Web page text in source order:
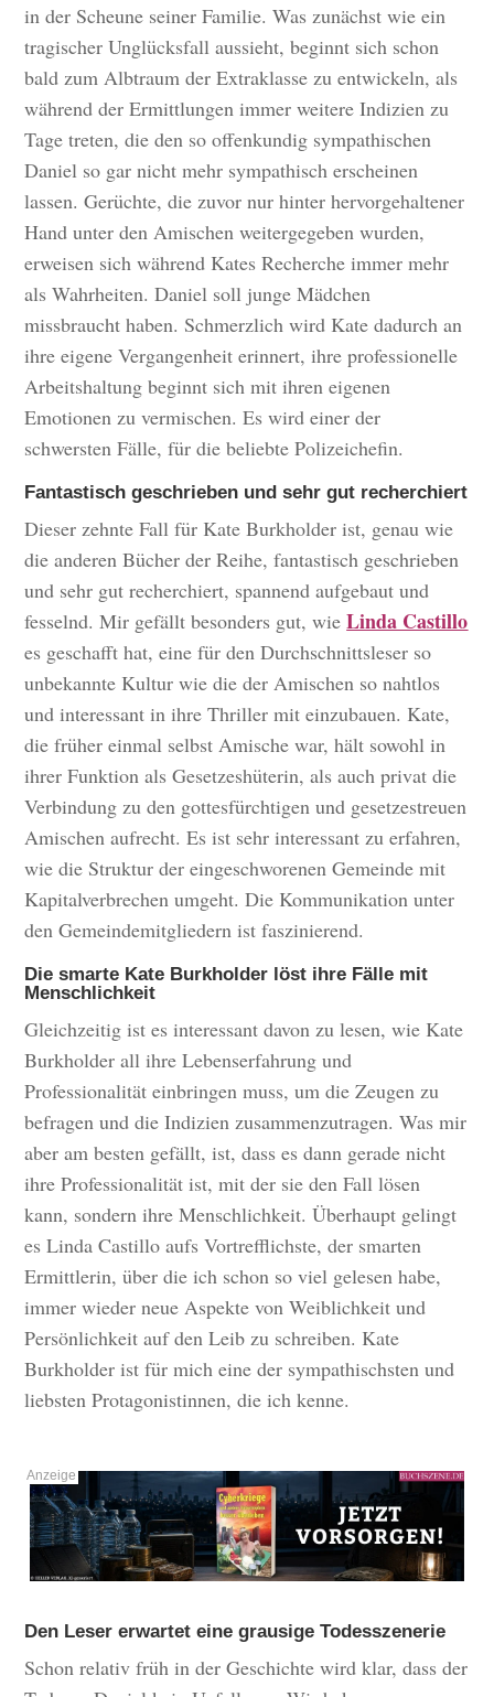
in der Scheune seiner Familie. Was zunächst wie ein
tragischer Unglücksfall aussieht, beginnt sich schon
bald zum Albtraum der Extraklasse zu entwickeln, als
während der Ermittlungen immer weitere Indizien zu
Tage treten, die den so offenkundig sympathischen
Daniel so gar nicht mehr sympathisch erscheinen
lassen. Gerüchte, die zuvor nur hinter hervorgehaltener
Hand unter den Amischen weitergegeben wurden,
erweisen sich während Kates Recherche immer mehr
als Wahrheiten. Daniel soll junge Mädchen
missbraucht haben. Schmerzlich wird Kate dadurch an
ihre eigene Vergangenheit erinnert, ihre professionelle
Arbeitshaltung beginnt sich mit ihren eigenen
Emotionen zu vermischen. Es wird einer der
schwersten Fälle, für die beliebte Polizeichefin.
Fantastisch geschrieben und sehr gut recherchiert
Dieser zehnte Fall für Kate Burkholder ist, genau wie
die anderen Bücher der Reihe, fantastisch geschrieben
und sehr gut recherchiert, spannend aufgebaut und
fesselnd. Mir gefällt besonders gut, wieLinda Castillo
es geschafft hat, eine für den Durchschnittsleser so
unbekannte Kultur wie die der Amischen so nahtlos
und interessant in ihre Thriller mit einzubauen. Kate,
die früher einmal selbst Amische war, hält sowohl in
ihrer Funktion als Gesetzeshüterin, als auch privat die
Verbindung zu den gottesfürchtigen und gesetzestreuen
Amischen aufrecht. Es ist sehr interessant zu erfahren,
wie die Struktur der eingeschworenen Gemeinde mit
Kapitalverbrechen umgeht. Die Kommunikation unter
den Gemeindemitgliedern ist faszinierend.
Die smarte Kate Burkholder löst ihre Fälle mit
Menschlichkeit
Gleichzeitig ist es interessant davon zu lesen, wie Kate
Burkholder all ihre Lebenserfahrung und
Professionalität einbringen muss, um die Zeugen zu
befragen und die Indizien zusammenzutragen. Was mir
aber am besten gefällt, ist, dass es dann gerade nicht
ihre Professionalität ist, mit der sie den Fall lösen
kann, sondern ihre Menschlichkeit. Überhaupt gelingt
es Linda Castillo aufs Vortrefflichste, der smarten
Ermittlerin, über die ich schon so viel gelesen habe,
immer wieder neue Aspekte von Weiblichkeit und
Persönlichkeit auf den Leib zu schreiben. Kate
Burkholder ist für mich eine der sympathischsten und
liebsten Protagonistinnen, die ich kenne.
Den Leser erwartet eine grausige Todesszenerie
Schon relativ früh in der Geschichte wird klar, dass der